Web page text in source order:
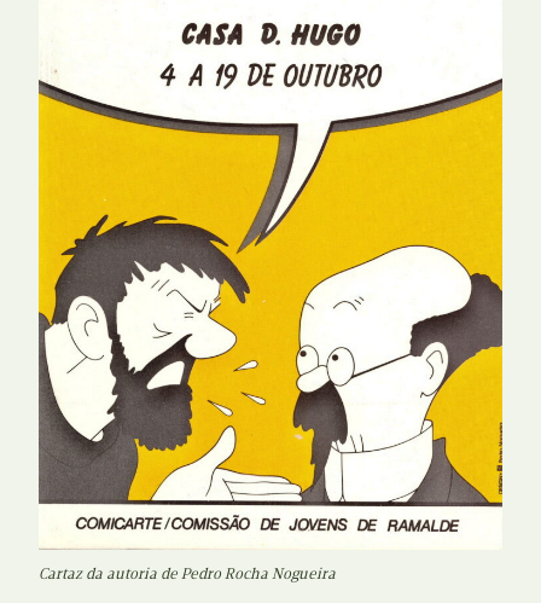
Cartaz da autoria de Pedro Rocha Nogueira